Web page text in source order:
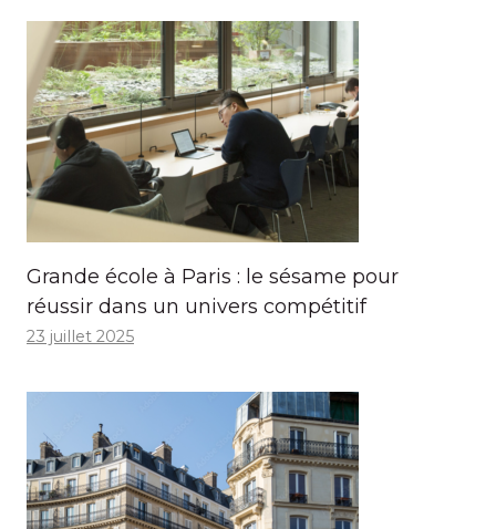
Grande école à Paris : le sésame pour
réussir dans un univers compétitif
23 juillet 2025